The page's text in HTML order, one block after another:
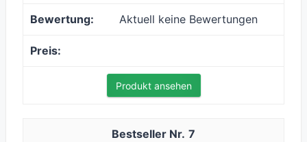
Aktuell keine Bewertungen
Produkt ansehen
7